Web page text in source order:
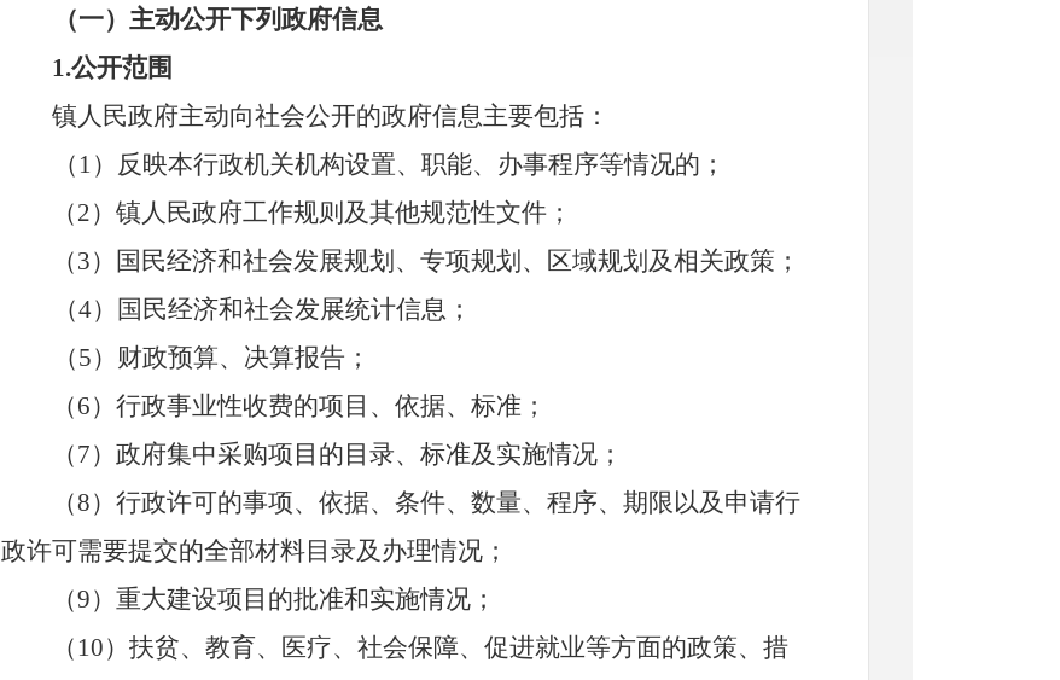
（一）主动公开下列政府信息
1.公开范围
镇人民政府主动向社会公开的政府信息主要包括：
（ 1）反映本行政机关机构设置、职能、办事程序等情况的；
（2）镇人民政府工作规则及其他规范性文件；
（3）国民经济和社会发展规划、专项规划、区域规划及相关政策；
（4）国民经济和社会发展统计信息；
（5）财政预算、决算报告；
（6）行政事业性收费的项目、依据、标准；
（7）政府集中采购项目的目录、标准及实施情况；
（8）行政许可的事项、依据、条件、数量、程序、期限以及申请行
政许可需要提交的全部材料目录及办理情况；
（9）重大建设项目的批准和实施情况；
（ 10）扶贫、教育、医疗、社会保障、促进就业等方面的政策、措